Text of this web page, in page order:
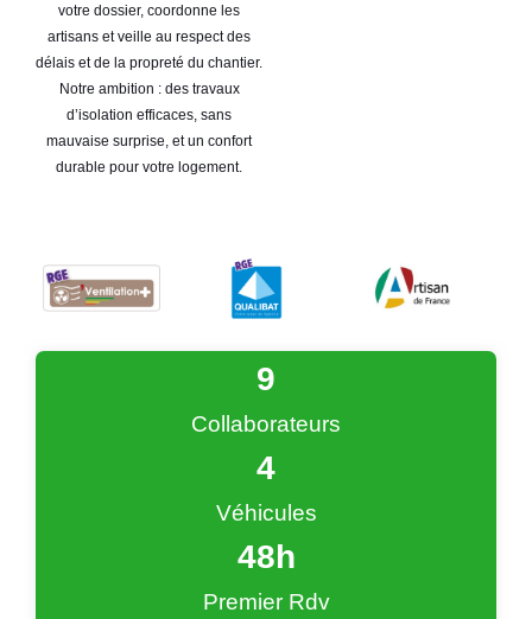
votre dossier, coordonne les
artisans et veille au respect des
délais et de la propreté du chantier.
Notre ambition : des travaux
d’isolation efficaces, sans
mauvaise surprise, et un confort
durable pour votre logement.
Collaborateurs
9
Véhicules
4
Premier Rdv
48h